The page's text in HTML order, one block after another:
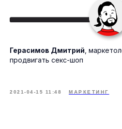
Герасимов Дмитрий ,
продвигать секс-шоп
2021-04-15 11:48 МАРКЕТИНГ